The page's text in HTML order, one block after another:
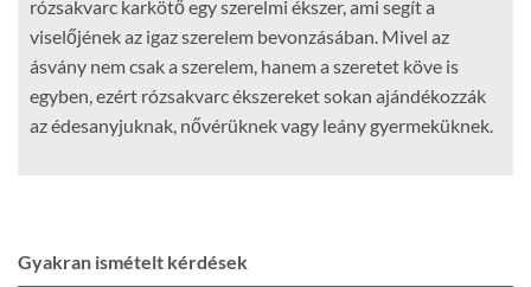
rózsakvarc karkötő egy szerelmi ékszer, ami segít a
viselőjének az igaz szerelem bevonzásában. Mivel az
ásvány nem csak a szerelem, hanem a szeretet köve is
egyben, ezért rózsakvarc ékszereket sokan ajándékozzák
az édesanyjuknak, nővérüknek vagy leány gyermeküknek.
Gyakran ismételt kérdések